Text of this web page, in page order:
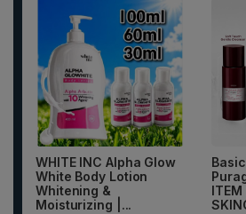
WHITE INC Alpha Glow
White Body Lotion
Whitening &
Moisturizing |...
ITEM